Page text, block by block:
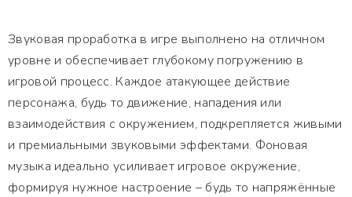
Звуковая проработка в игре выполнено на отличном
уровне и обеспечивает глубокому погружению в
игровой процесс. Каждое атакующее действие
персонажа, будь то движение, нападения или
взаимодействия с окружением, подкрепляется живыми
и премиальными звуковыми эффектами. Фоновая
музыка идеально усиливает игровое окружение,
формируя нужное настроение – будь то напряжённые